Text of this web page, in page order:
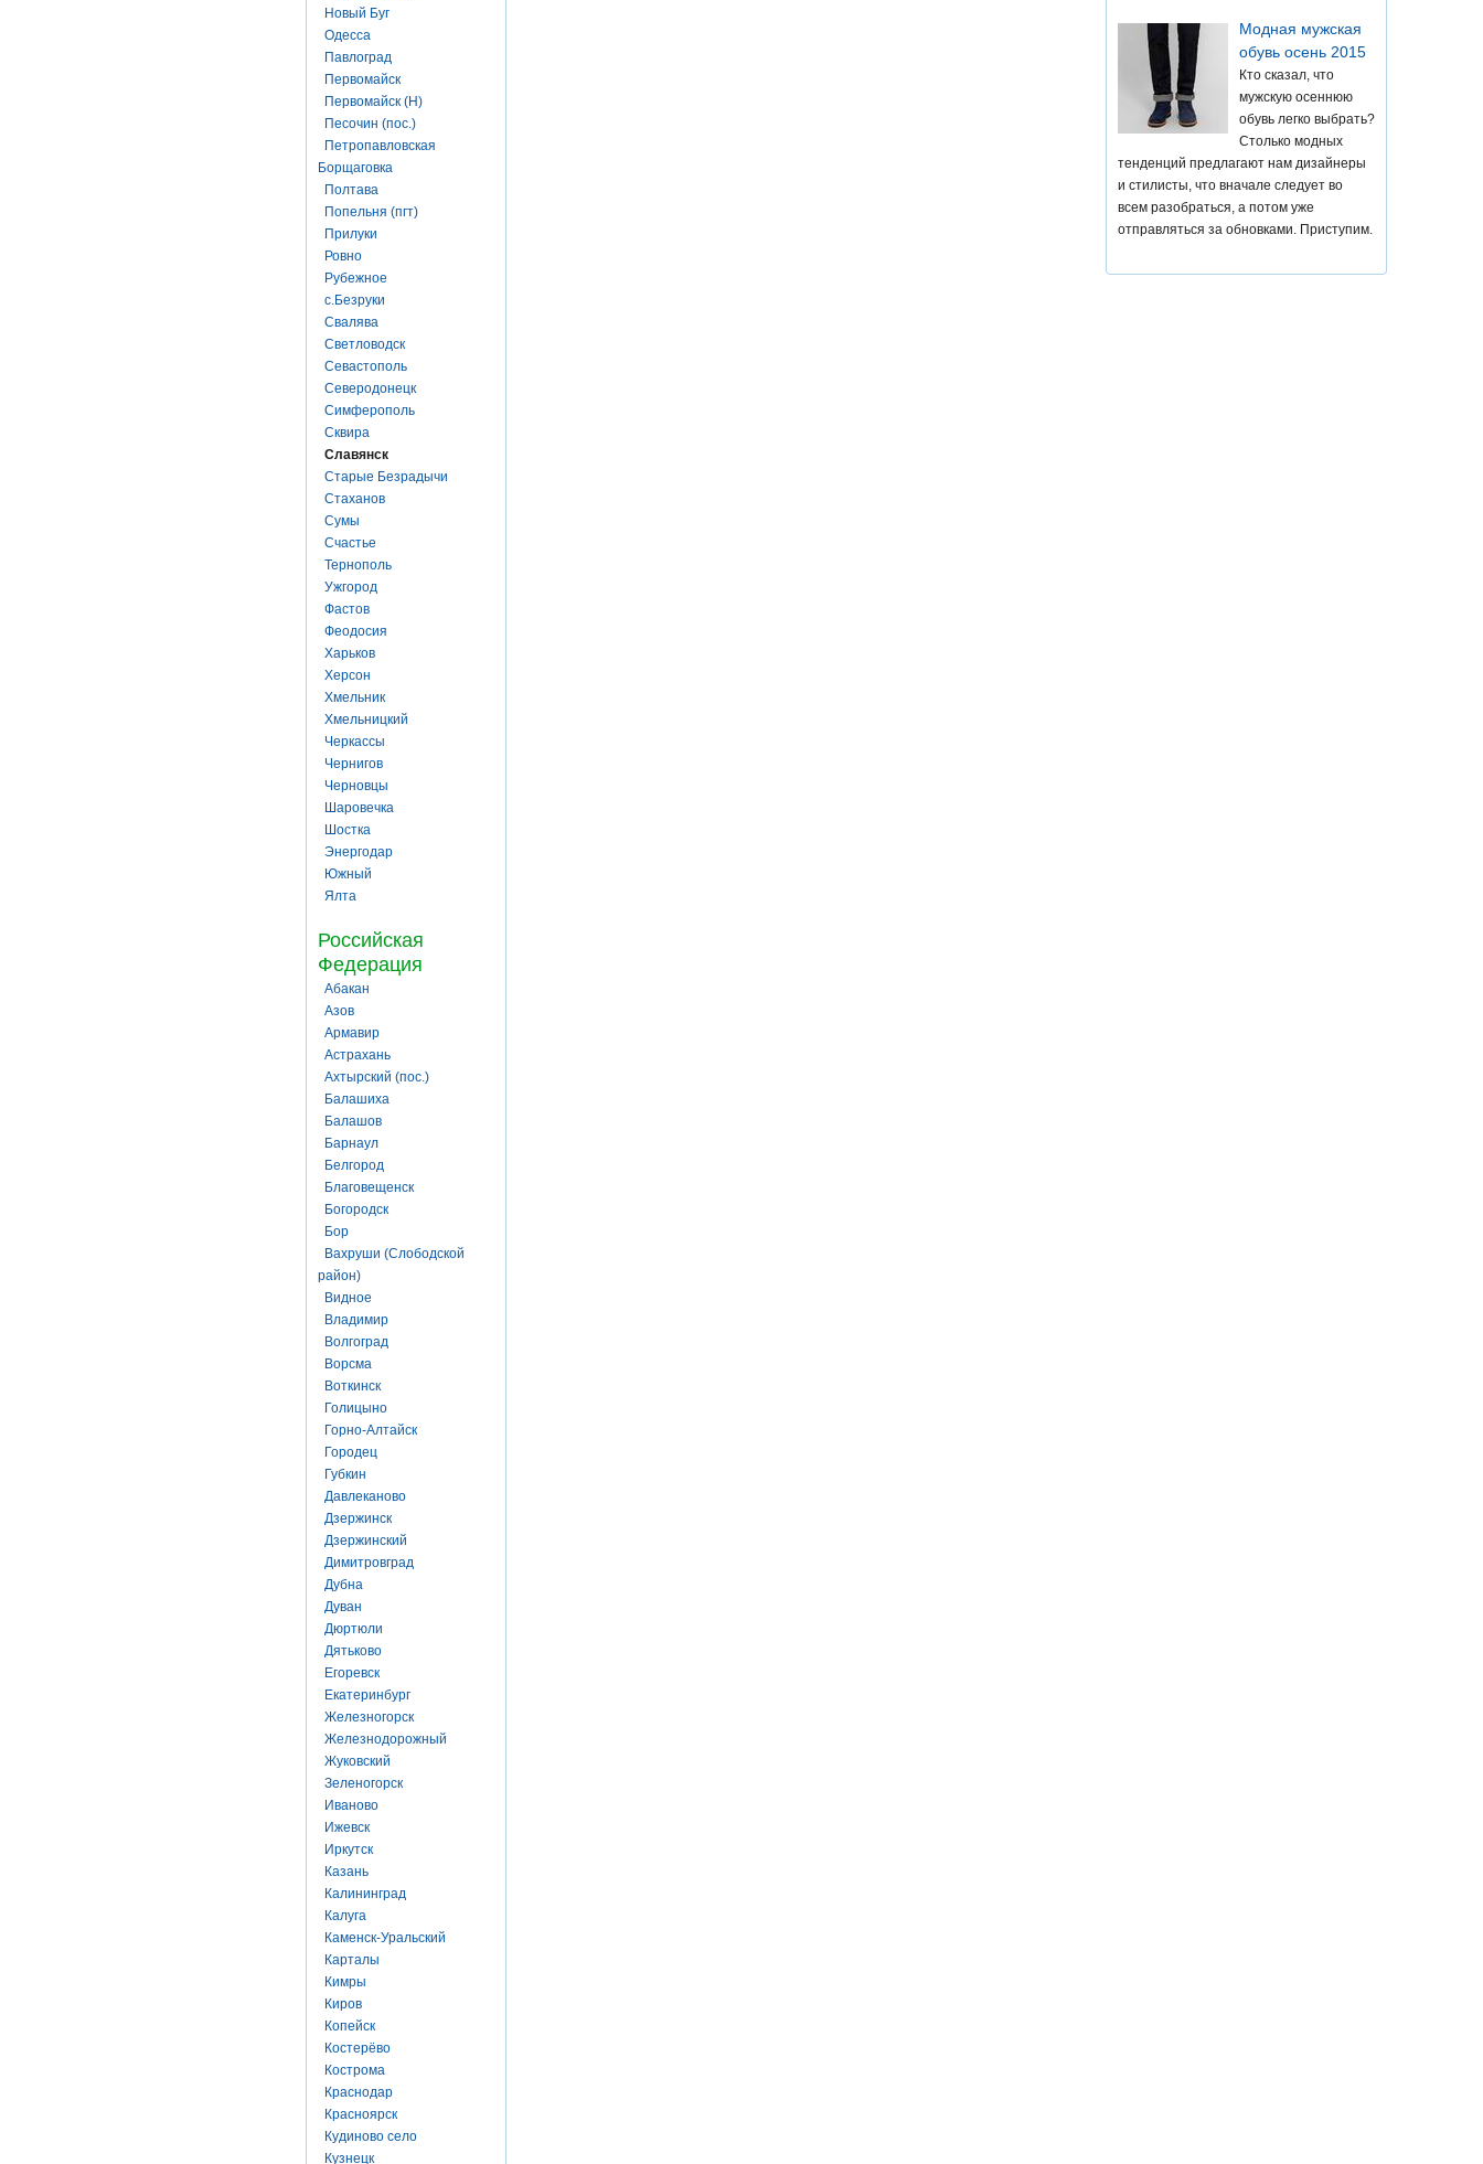
Новый Буг
Одесса
Павлоград
Первомайск
Первомайск (Н)
Песочин (пос.)
Петропавловская
Борщаговка
Полтава
Попельня (пгт)
Прилуки
Ровно
Рубежное
с.Безруки
Свалява
Светловодск
Севастополь
Северодонецк
Симферополь
Сквира
Славянск
Старые Безрадычи
Стаханов
Сумы
Счастье
Тернополь
Ужгород
Фастов
Феодосия
Харьков
Херсон
Хмельник
Хмельницкий
Черкассы
Чернигов
Черновцы
Шаровечка
Шостка
Энергодар
Южный
Ялта
Российская
Федерация
Абакан
Азов
Армавир
Астрахань
Ахтырский (пос.)
Балашиха
Балашов
Барнаул
Белгород
Благовещенск
Богородск
Бор
Вахруши (Слободской
район)
Видное
Владимир
Волгоград
Ворсма
Воткинск
Голицыно
Горно-Алтайск
Городец
Губкин
Давлеканово
Дзержинск
Дзержинский
Димитровград
Дубна
Дуван
Дюртюли
Дятьково
Егоревск
Екатеринбург
Железногорск
Железнодорожный
Жуковский
Зеленогорск
Иваново
Ижевск
Иркутск
Казань
Калининград
Калуга
Каменск-Уральский
Карталы
Кимры
Киров
Копейск
Костерёво
Кострома
Краснодар
Красноярск
Кудиново село
Кузнецк
Модная мужская
обувь осень 2015
Кто сказал, что
мужскую осеннюю
обувь легко выбрать?
Столько модных
тенденций предлагают нам дизайнеры
и стилисты, что вначале следует во
всем разобраться, а потом уже
отправляться за обновками. Приступим.